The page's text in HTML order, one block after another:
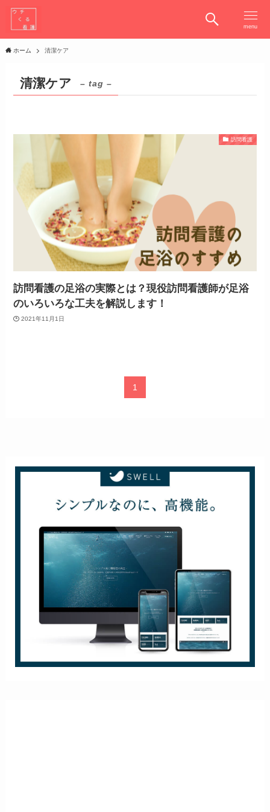
menu
ホーム 清潔ケア
清潔ケア – tag –
訪問看護
訪問看護の足浴の実際とは？現役訪問看護師が足浴
のいろいろな工夫を解説します！
2021年11月1日
1